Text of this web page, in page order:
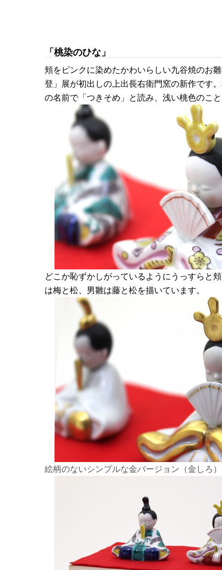
「桃染のひな」
頬をピンクに染めたかわいらしい九谷焼のお
登」展が初出しの上出長右衛門窯の新作です
の名前で「つきそめ」と読み、浅い桃色のこ
どこか恥ずかしがっているようにうっすらと
は梅と松、男雛は藤と松を描いています。
絵柄のないシンプルな金バージョン（金しろ